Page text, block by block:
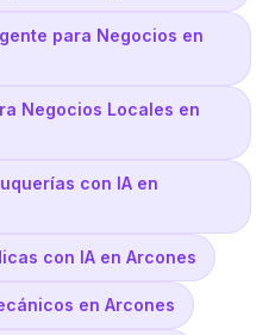
para Negocios en
Negocios Locales en
con IA en
con IA en Arcones
en Arcones